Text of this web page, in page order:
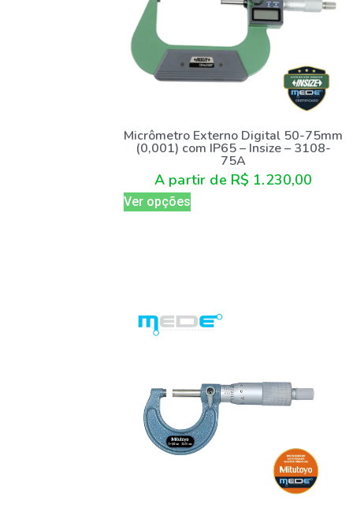
Micrômetro Externo Digital 50-75mm
(0,001) com IP65 – Insize – 3108-
75A
A partir de R$ 1.230,00
Ver opções